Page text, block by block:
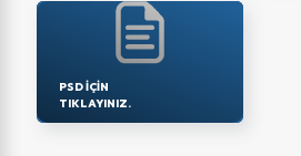
PSD IÇIN
TIKLAYINIZ.